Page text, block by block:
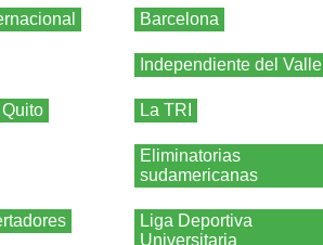
Barcelona
Independiente del Valle
La TRI
Eliminatorias
sudamericanas
Liga Deportiva
Universitaria